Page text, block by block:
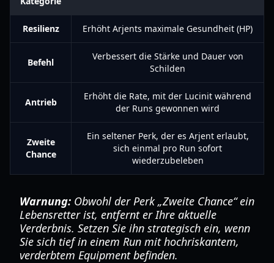
Resilienz Erhöht Arjents maximale Gesundheit (HP)
Befehl
Verbessert die Stärke und Dauer von
Schilden
Antrieb
Erhöht die Rate, mit der Lucinit während
der Runs gewonnen wird
Zweite
Chance
Ein seltener Perk, der es Arjent erlaubt,
sich einmal pro Run sofort
wiederzubeleben
Warnung: Obwohl der Perk „Zweite Chance“ ein
Lebensretter ist, entfernt er Ihre aktuelle
Verderbnis. Setzen Sie ihn strategisch ein, wenn
Sie sich tief in einem Run mit hochriskantem,
verderbtem Equipment befinden.